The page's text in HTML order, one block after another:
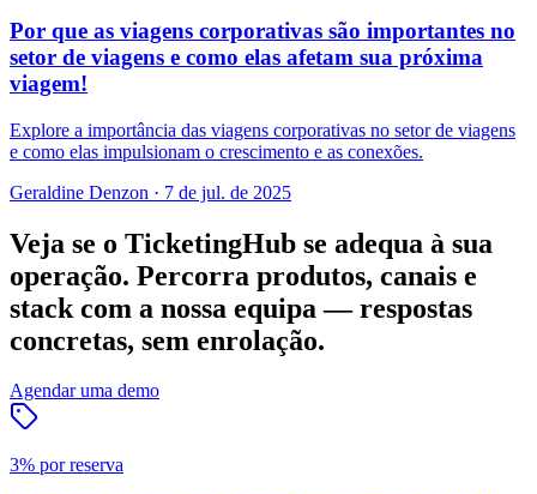
Por que as viagens corporativas são importantes no
setor de viagens e como elas afetam sua próxima
viagem!
Explore a importância das viagens corporativas no setor de viagens
e como elas impulsionam o crescimento e as conexões.
Geraldine Denzon · 7 de jul. de 2025
Veja se o TicketingHub se adequa à sua
operação. Percorra produtos, canais e
stack com a nossa equipa — respostas
concretas, sem enrolação.
Agendar uma demo
3% por reserva